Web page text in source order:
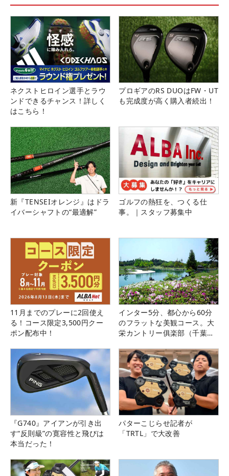
ネクストヒロイン選手とラウ
ンドできるチャンス！詳しく
はこちら！
プロギアのRS DUOはFW・UT
も完成度が高く購入者続出！
新『TENSEIオレンジ』はドラ
イバーシャフトの“最適解”
ゴルフの熱狂を、つくる仕
事。｜スタッフ募集中
11月までのプレーに2回使え
る！コース限定3,500円クー
ポン配布中！
インター5分、都心から60分
のフラットな美観コース。大
栄カントリー俱楽部（千葉
『G740』アイアンが引き出
す“反則級”の寛容性と飛びは
本当だった！
パターこじらせ記者が
「TRTL」で大改善